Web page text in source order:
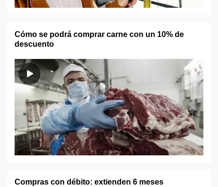
Cómo se podrá comprar carne con un 10% de
descuento
Compras con débito: extienden 6 meses